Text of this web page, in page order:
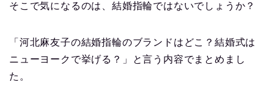
そこで気になるのは、結婚指輪ではないでしょうか？
「河北麻友子の結婚指輪のブランドはどこ？結婚式は
ニューヨークで挙げる？」と言う内容でまとめまし
た。